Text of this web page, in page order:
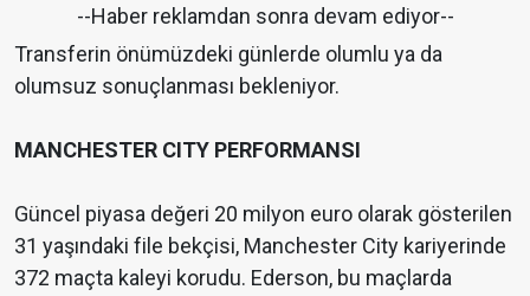
--Haber reklamdan sonra devam ediyor--
Transferin önümüzdeki günlerde olumlu ya da
olumsuz sonuçlanması bekleniyor.
MANCHESTER CITY PERFORMANSI
Güncel piyasa değeri 20 milyon euro olarak gösterilen
31 yaşındaki file bekçisi, Manchester City kariyerinde
372 maçta kaleyi korudu. Ederson, bu maçlarda